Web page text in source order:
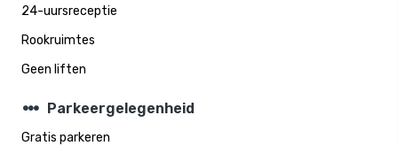
24-uursreceptie
Rookruimtes
Geen liften
steppers Parkeergelegenheid
Gratis parkeren